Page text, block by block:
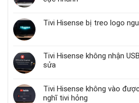
Tivi Hisense bị treo logo
Tivi Hisense không nhận
sửa
Tivi Hisense không vào
nghĩ tivi hỏng